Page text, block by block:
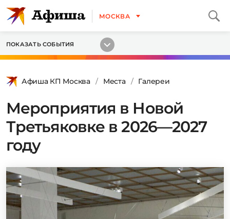
МОСКВА
ПОКАЗАТЬ СОБЫТИЯ
Афиша КП Москва Места Галереи
Мероприятия в Новой
Третьяковке в 2026—2027
году